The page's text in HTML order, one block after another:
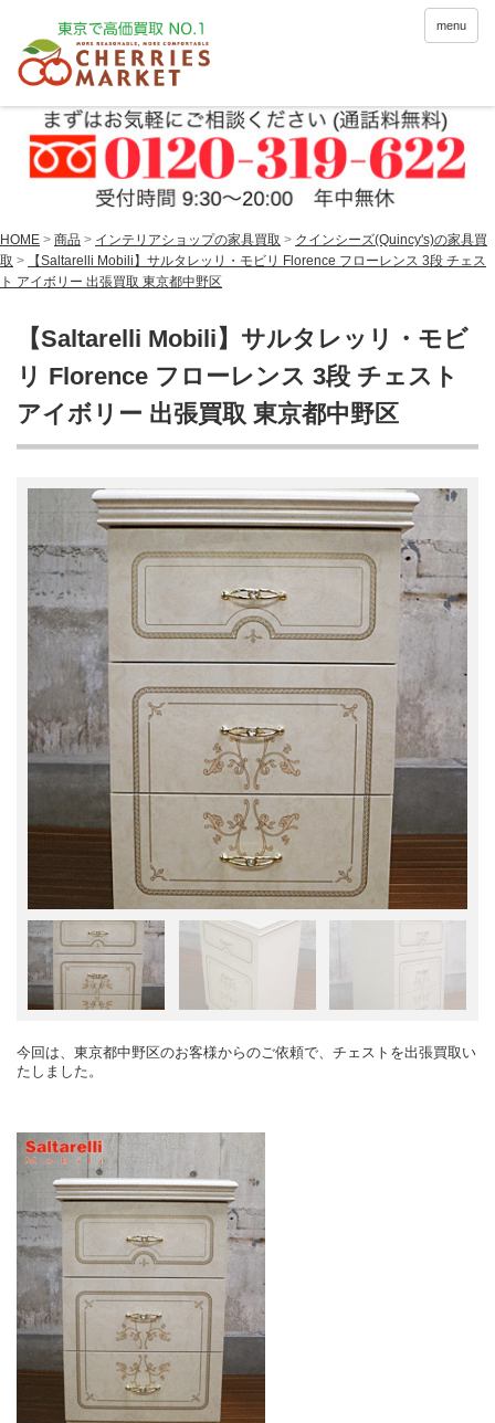
menu
HOME > 商品 > インテリアショップの家具買取 > クインシーズ(Quincy's)の家具買
取 >
【Saltarelli Mobili】サルタレッリ・モビリ Florence フローレンス 3段 チェス
ト アイボリー 出張買取 東京都中野区
【Saltarelli Mobili】サルタレッリ・モビ
リ Florence フローレンス 3段 チェスト
アイボリー 出張買取 東京都中野区
今回は、東京都中野区のお客様からのご依頼で、チェストを出張買取い
たしました。